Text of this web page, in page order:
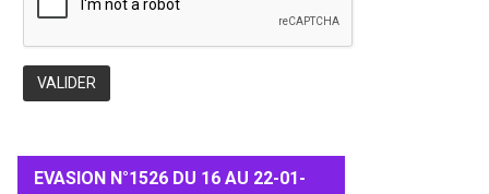
EVASION N°1526 DU 16 AU 22-01-